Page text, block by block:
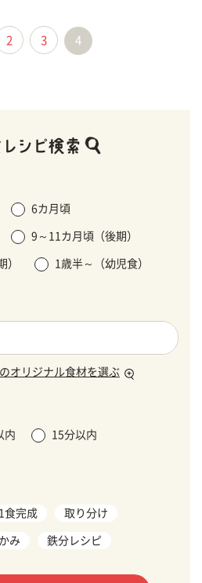
2 3 4
6カ月頃
9～11カ月頃（後期）
） 1歳半～（幼児食）
オリジナル食材を選ぶ
内 15分以内
食完成 取り分け
み 鉄分レシピ